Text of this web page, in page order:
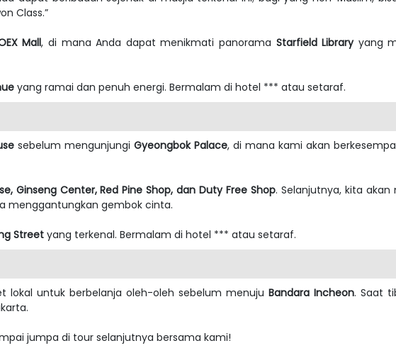
Class.”
Mall, di mana Anda dapat menikmati panorama Starfield Libraryyang
yang ramai dan penuh energi. Bermalam di hotel *** atau setaraf.
sebelum mengunjungi Gyeongbok Palace, di mana kami akan
Ginseng Center, Red Pine Shop, dan Duty Free Shop. Selanjutnya, kita akan
menggantungkan gembok cinta.
Street yang terkenal. Bermalam di hotel *** atau setaraf.
lokal untuk berbelanja oleh-oleh sebelum menuju Bandara Incheon. Saat
jumpa di tour selanjutnya bersama kami!